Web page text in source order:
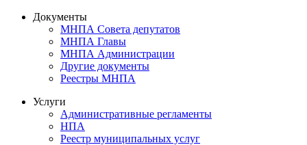
Документы
МНПА Совета депутатов
МНПА Главы
МНПА Администрации
Другие документы
Реестры МНПА
Услуги
Административные регламенты
НПА
Реестр муниципальных услуг